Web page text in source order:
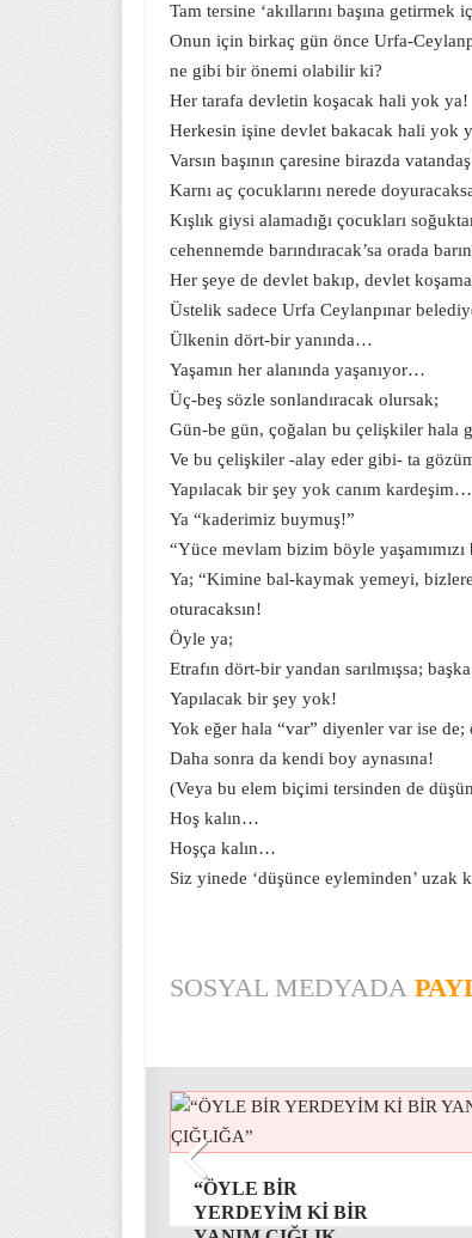
Tam tersine ‘akıllarını başına getirmek
Onun için birkaç gün önce Urfa-
ne gibi bir önemi olabilir ki?
Her tarafa devletin koşacak hali yok ya!
Herkesin işine devlet bakacak hali yok
Varsın başının çaresine birazda
Karnı aç çocuklarını nerede
Kışlık giysi alamadığı çocukları
cehennemde barındıracak’sa orada
Her şeye de devlet bakıp, devlet
Üstelik sadece Urfa Ceylanpınar
Ülkenin dört-bir yanında…
Yaşamın her alanında yaşanıyor…
Üç-beş sözle sonlandıracak olursak;
Gün-be gün, çoğalan bu çelişkiler hala
Ve bu çelişkiler -alay eder gibi- ta
Yapılacak bir şey yok canım kardeşim…
Ya “kaderimiz buymuş!”
“Yüce mevlam bizim böyle
Ya; “Kimine bal-kaymak yemeyi,
oturacaksın!
Öyle ya;
Etrafın dört-bir yandan sarılmışsa;
Yapılacak bir şey yok!
Yok eğer hala “var” diyenler var ise
Daha sonra da kendi boy aynasına!
(Veya bu elem biçimi tersinden de
Hoş kalın…
Hoşça kalın…
Siz yinede ‘düşünce eyleminden’ uzak
SOSYAL MEDYADA
“ÖYLE BİR
YERDEYİM Kİ BİR